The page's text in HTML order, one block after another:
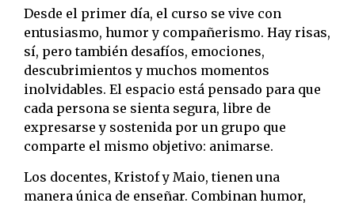
Desde el primer día, el curso se vive con
entusiasmo, humor y compañerismo. Hay risas,
sí, pero también desafíos, emociones,
descubrimientos y muchos momentos
inolvidables. El espacio está pensado para que
cada persona se sienta segura, libre de
expresarse y sostenida por un grupo que
comparte el mismo objetivo: animarse.
Los docentes, Kristof y Maio, tienen una
manera única de enseñar. Combinan humor,